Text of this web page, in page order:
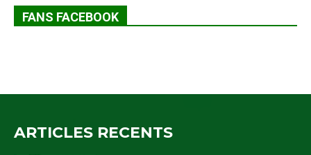
FANS FACEBOOK
ARTICLES RECENTS